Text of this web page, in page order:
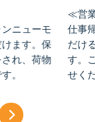
ニューモ
ます。保
れ、荷物
。
≪営
仕事
だけ
す。
せく